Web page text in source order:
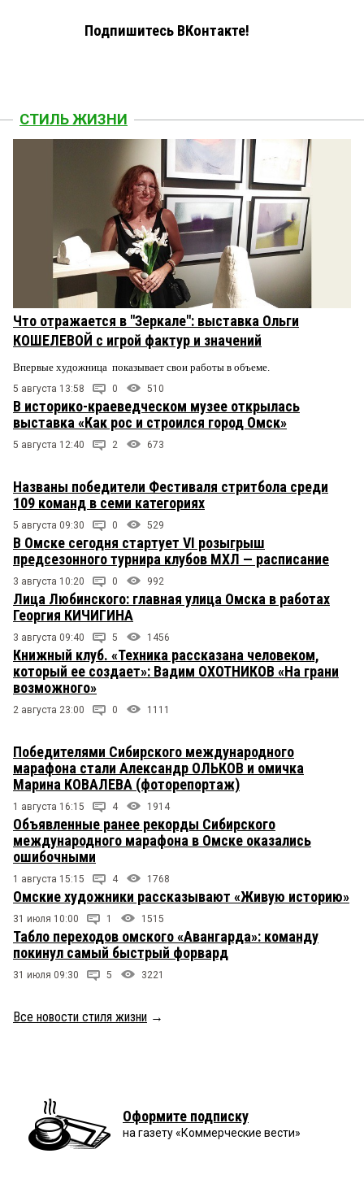
Подпишитесь ВКонтакте!
СТИЛЬ ЖИЗНИ
Что отражается в "Зеркале": выставка Ольги
КОШЕЛЕВОЙ с игрой фактур и значений
Впервые художница показывает свои работы в объеме.
5 августа 13:58 0 510
В историко-краеведческом музее открылась
выставка «Как рос и строился город Омск»
5 августа 12:40 2 673
Названы победители Фестиваля стритбола среди
109 команд в семи категориях
5 августа 09:30 0 529
В Омске сегодня стартует VI розыгрыш
предсезонного турнира клубов МХЛ — расписание
3 августа 10:20 0 992
Лица Любинского: главная улица Омска в работах
Георгия КИЧИГИНА
3 августа 09:40 5 1456
Книжный клуб. «Техника рассказана человеком,
который ее создает»: Вадим ОХОТНИКОВ «На грани
возможного»
2 августа 23:00 0 1111
Победителями Сибирского международного
марафона стали Александр ОЛЬКОВ и омичка
Марина КОВАЛЕВА (фоторепортаж)
1 августа 16:15 4 1914
Объявленные ранее рекорды Сибирского
международного марафона в Омске оказались
ошибочными
1 августа 15:15 4 1768
Омские художники рассказывают «Живую историю»
31 июля 10:00 1 1515
Табло переходов омского «Авангарда»: команду
покинул самый быстрый форвард
31 июля 09:30 5 3221
Все новости стиля жизни →
Оформите подписку
на газету «Коммерческие вести»